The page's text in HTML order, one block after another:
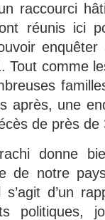
raccourci
réunis ici
Tout comme
après, une
de près
donne
de notre
d’un
politiques,